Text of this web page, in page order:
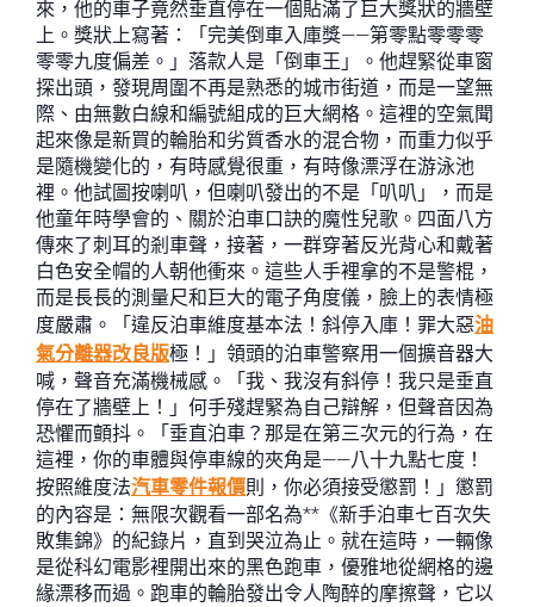
來，他的車子竟然垂直停在一個貼滿了巨大獎狀的牆壁
上。獎狀上寫著：「完美倒車入庫獎——第零點零零零
零零九度偏差。」落款人是「倒車王」。他趕緊從車窗
探出頭，發現周圍不再是熟悉的城市街道，而是一望無
際、由無數白線和編號組成的巨大網格。這裡的空氣聞
起來像是新買的輪胎和劣質香水的混合物，而重力似乎
是隨機變化的，有時感覺很重，有時像漂浮在游泳池
裡。他試圖按喇叭，但喇叭發出的不是「叭叭」，而是
他童年時學會的、關於泊車口訣的魔性兒歌。四面八方
傳來了刺耳的剎車聲，接著，一群穿著反光背心和戴著
白色安全帽的人朝他衝來。這些人手裡拿的不是警棍，
而是長長的測量尺和巨大的電子角度儀，臉上的表情極
度嚴肅。「違反泊車維度基本法！斜停入庫！罪大惡油
氣分離器改良版極！」領頭的泊車警察用一個擴音器大
喊，聲音充滿機械感。「我、我沒有斜停！我只是垂直
停在了牆壁上！」何手殘趕緊為自己辯解，但聲音因為
恐懼而顫抖。「垂直泊車？那是在第三次元的行為，在
這裡，你的車體與停車線的夾角是——八十九點七度！
按照維度法汽車零件報價則，你必須接受懲罰！」懲罰
的內容是：無限次觀看一部名為**《新手泊車七百次失
敗集錦》的紀錄片，直到哭泣為止。就在這時，一輛像
是從科幻電影裡開出來的黑色跑車，優雅地從網格的邊
緣漂移而過。跑車的輪胎發出令人陶醉的摩擦聲，它以